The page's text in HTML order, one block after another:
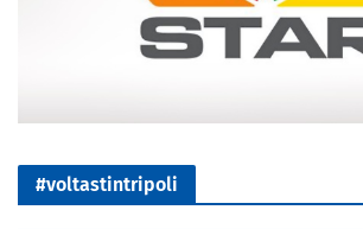
#voltastintripoli